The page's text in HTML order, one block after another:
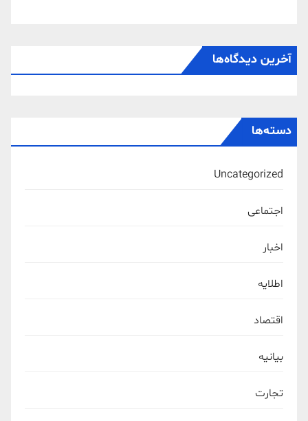
آخرین دیدگاه‌ها
دسته‌ها
Uncategorized
اجتماعی
اخبار
اطلایه
اقتصاد
بیانیه
تجارت